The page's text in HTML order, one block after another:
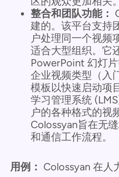
整合和团队功能：
建的。该平台支持
户处理同一个视频
适合大型组织。它
PowerPoint 幻灯
企业视频类型（入
模板以快速启动项
学习管理系统
户的各种格式的视
Colossyan旨在无
和通信工作流程。
用例： Colossyan 在人